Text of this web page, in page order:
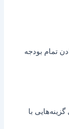
تمام بودجه
با